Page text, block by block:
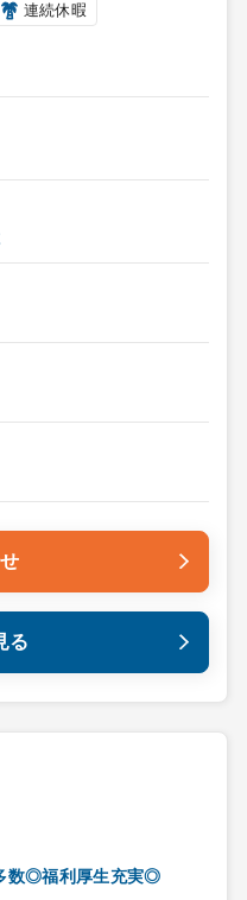
連続休暇
る
数◎福利厚生充実◎